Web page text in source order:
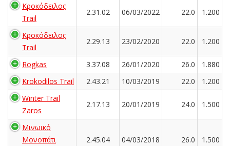
Κροκόδειλος
Trail
2.31.02 06/03/2022 22.0 1.200
Κροκόδειλος
Trail
2.29.13 23/02/2020 22.0 1.200
Rogkas 3.37.08 26/01/2020 26.0
1.880
Krokodilos Trail
2.43.21 10/03/2019 22.0
1.200
Winter Trail
Zaros
2.17.13 20/01/2019 24.0 1.500
Μινωικό
Μονοπάτι
2.45.04 04/03/2018 26.0 1.500